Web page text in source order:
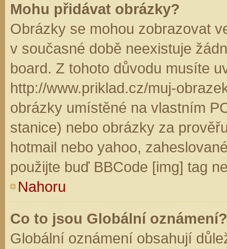
Mohu přidávat obrázky?
Obrázky se mohou zobrazovat
v současné době neexistuje
board. Z tohoto důvodu musíte
http://www.priklad.cz/muj-
obrázky umístěné na vlastním
stanice) nebo obrázky za
hotmail nebo yahoo,
použijte buď BBCode [img] tag
Nahoru
Co to jsou Globální oznámení?
Globální oznámení obsahují